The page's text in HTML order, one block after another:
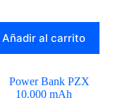
Añadir al carrito